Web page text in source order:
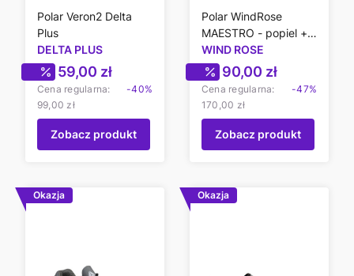
Polar Veron2 Delta
Plus
DELTA PLUS
Cena promocyjna
59,00 zł
Cena regularna:
99,00 zł
-40%
Zobacz produkt
Polar WindRose
MAESTRO - popiel +
czarny
WIND ROSE
Cena
90,00 zł
Cena regularna:
170,00 zł
-47%
Zobacz produkt
Okazja Okazja